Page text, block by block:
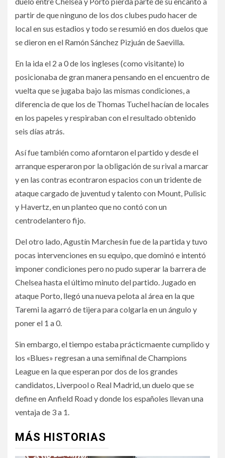
partir de que ninguno de los dos clubes pudo hacer de
local en sus estadios y todo se resumió en dos duelos que
se dieron en el Ramón Sánchez Pizjuán de Saevilla.
En la ida el 2 a 0 de los ingleses (como visitante) lo
posicionaba de gran manera pensando en el encuentro de
vuelta que se jugaba bajo las mismas condiciones, a
diferencia de que los de Thomas Tuchel hacían de locales
en los papeles y respiraban con el resultado obtenido
seis días atrás.
Así fue también como aforntaron el partido y desde el
arranque esperaron por la obligación de su rival a marcar
y en las contras econtraron espacios con un tridente de
ataque cargado de juventud y talento con Mount, Pulisic
y Havertz, en un planteo que no contó con un
centrodelantero fijo.
Del otro lado, Agustín Marchesín fue de la partida y tuvo
pocas intervenciones en su equipo, que dominó e intentó
imponer condiciones pero no pudo superar la barrera de
Chelsea hasta el último minuto del partido. Jugado en
ataque Porto, llegó una nueva pelota al área en la que
Taremi la agarró de tijera para colgarla en un ángulo y
poner el 1 a 0.
Sin embargo, el tiempo estaba prácticmaente cumplido y
los «Blues» regresan a una semifinal de Champions
League en la que esperan por dos de los grandes
candidatos, Liverpool o Real Madrid, un duelo que se
define en Anfield Road y donde los españoles llevan una
ventaja de 3 a 1.
MÁS HISTORIAS